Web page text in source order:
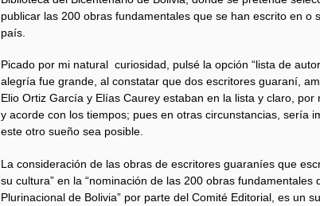
publicar las 200 obras fundamentales que se han escrito en o
país.
Picado por mi natural curiosidad, pulsé la opción “lista de
alegría fue grande, al constatar que dos escritores guaraní,
Elio Ortiz García y Elías Caurey estaban en la lista y claro, por
y acorde con los tiempos; pues en otras circunstancias, sería
este otro sueño sea posible.
La consideración de las obras de escritores guaraníes que
su cultura” en la “nominación de las 200 obras fundamentales
Plurinacional de Bolivia” por parte del Comité Editorial, es un